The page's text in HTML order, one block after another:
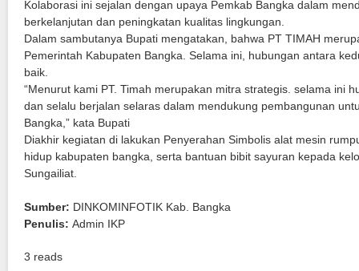
Kolaborasi ini sejalan dengan upaya Pemkab Bangka dalam
berkelanjutan dan peningkatan kualitas lingkungan.
Dalam sambutanya Bupati mengatakan, bahwa PT TIMAH
Pemerintah Kabupaten Bangka. Selama ini, hubungan antara
baik.
“Menurut kami PT. Timah merupakan mitra strategis. selama ini
dan selalu berjalan selaras dalam mendukung pembangunan
Bangka,” kata Bupati
Diakhir kegiatan di lakukan Penyerahan Simbolis alat mesin
hidup kabupaten bangka, serta bantuan bibit sayuran kepada
Sungailiat.
Sumber: DINKOMINFOTIK Kab. Bangka
Penulis: Admin IKP
3 reads